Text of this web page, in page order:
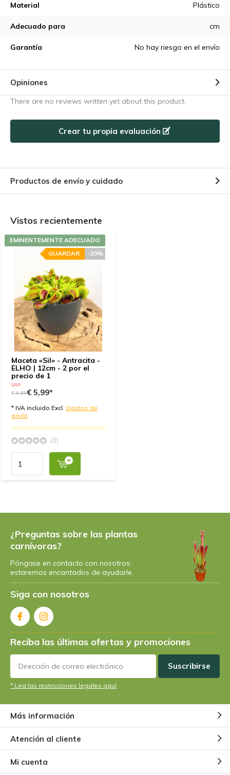
Material Plástico
Adecuado para cm
Garantía No hay riesgo en el envío
Opiniones
There are no reviews written yet about this product.
Crear tu propia evaluación
Productos de envío y cuidado
Vistos recientemente
Maceta «Sil» - Antracita -
ELHO | 12cm - 2 por el
precio de 1
EMINENTEMENTE ADECUADO
-20%
GUARDAR
SRP
€ 4,99€ 5,99*
* IVA incluido Excl. Gastos de
envío
(0)
¿Preguntas sobre las plantas
carnívoras?
Póngase en contacto con nosotros:
estaremos encantados de ayudarle.
Siga con nosotros
Reciba las últimas ofertas y promociones
Suscribirse
* Lea las restricciones legales aquí
Más información
Atención al cliente
Mi cuenta